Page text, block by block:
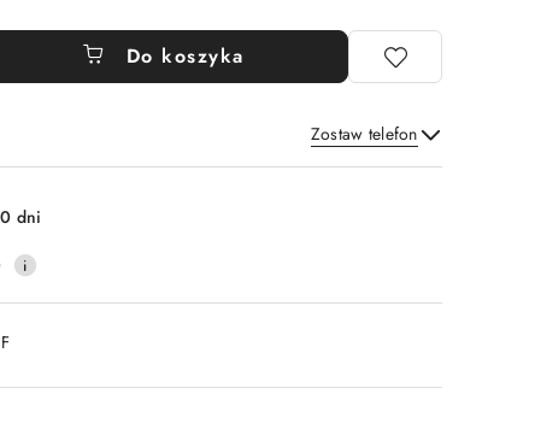
Do koszyka
Zostaw telefon
Wyślij
dni